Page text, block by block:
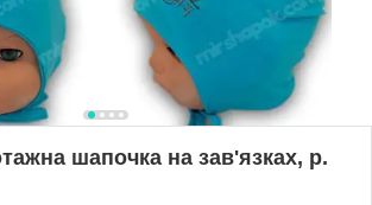
шапочка на зав'язках, р.